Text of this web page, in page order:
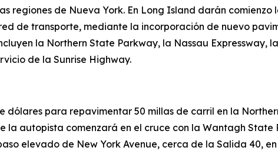
regiones de Nueva York. En Long Island darán comienzo
de transporte, mediante la incorporación de nuevo
la Northern State Parkway, la Nassau Expressway,
de la Sunrise Highway.
dólares para repavimentar 50 millas de carril en la
la autopista comenzará en el cruce con la Wantagh
elevado de New York Avenue, cerca de la Salida 40,